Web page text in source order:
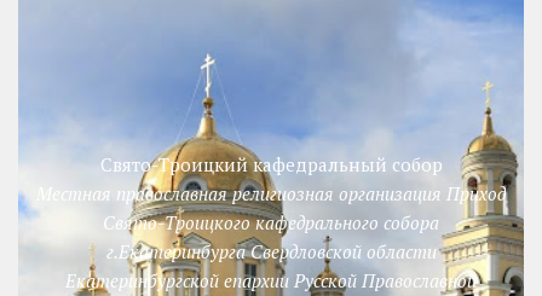
Свято-Троицкий кафедральный собор
Местная православная религиозная организация Приход
Свято-Троицкого кафедрального собора
г.Екатеринбурга Свердловской области
Екатеринбургской епархии Русской Православной